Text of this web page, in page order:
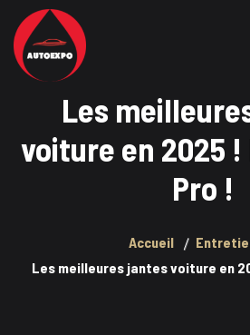
Les
voiture en 2025 !
Pro !
Accueil
Les meilleures jantes voiture en